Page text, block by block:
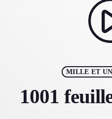
MILLE ET
1001